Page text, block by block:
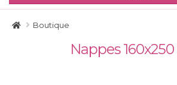
Boutique
Nappes